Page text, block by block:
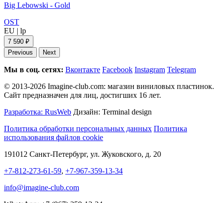
Big Lebowski - Gold
OST
EU | lp
7 590 ₽
Previous
Next
Мы в соц. сетях: Вконтакте Facebook Instagram Telegram
© 2013-2026 Imagine-club.com: магазин виниловых пластинок.
Сайт предназначен для лиц, достигших 16 лет.
Разработка: RusWeb Дизайн: Terminal design
Политика обработки персональных данных Политика
использования файлов cookie
191012 Санкт-Петербург, ул. Жуковского, д. 20
+7-812-273-61-59, +7-967-359-13-34
info@imagine-club.com